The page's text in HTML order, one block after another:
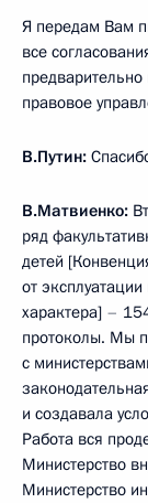
Я передам Вам
все
предварительно
правовое
В.Путин:
В.Матвиенко:
ряд
детей
от эксплуатации
характера] –
протоколы. Мы
с
и создавала
Работа вся
Министерство
Министерство